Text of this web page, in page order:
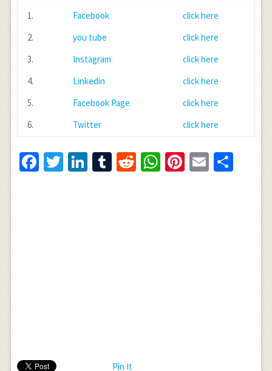
1.
Facebook
click here
2.
you tube
click here
3.
Instagram
click here
4.
Linkedin
click here
5.
Facebook Page
click here
6.
Twitter click here
Facebook
Twitter
LinkedIn
Tumblr
RedditWhatsApp
Pinterest
Email
Pin It